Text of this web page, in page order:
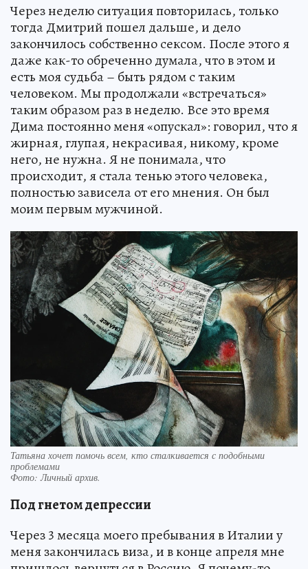
Через неделю ситуация повторилась, только
тогда Дмитрий пошел дальше, и дело
закончилось собственно сексом. После этого я
даже как-то обреченно думала, что в этом и
есть моя судьба – быть рядом с таким
человеком. Мы продолжали «встречаться»
таким образом раз в неделю. Все это время
Дима постоянно меня «опускал»: говорил, что я
жирная, глупая, некрасивая, никому, кроме
него, не нужна. Я не понимала, что
происходит, я стала тенью этого человека,
полностью зависела от его мнения. Он был
моим первым мужчиной.
Татьяна хочет помочь всем, кто сталкивается с подобными
проблемами
Фото:Личный архив.
Под гнетом депрессии
Через 3 месяца моего пребывания в Италии у
меня закончилась виза, и в конце апреля мне